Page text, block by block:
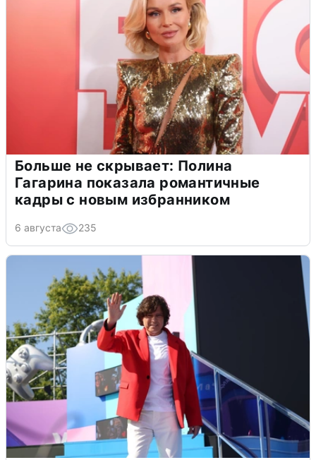
Больше не скрывает: Полина
Гагарина показала романтичные
кадры с новым избранником
6 августа 235